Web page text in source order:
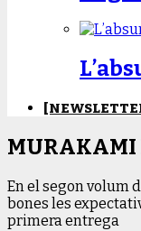
MURAKAMI
En el segon volum
bones les
primera entrega